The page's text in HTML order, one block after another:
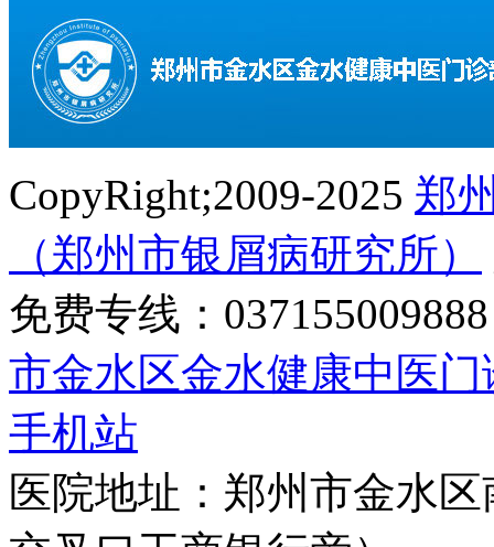
CopyRight;2009-2025 郑
（郑州市银屑病研究所）
免费专线：
市金水区金水健康中医
手机站
医院地址：郑州市金水